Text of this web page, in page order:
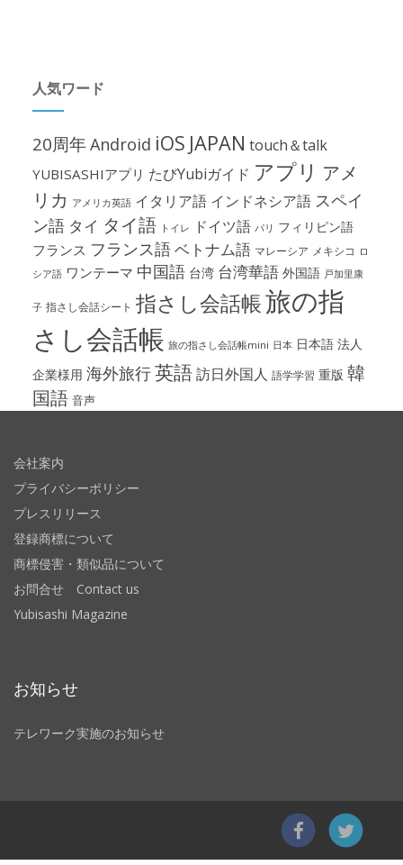
人気ワード
20周年Android iOS JAPAN touch＆talk
YUBISASHIアプリ たびYubiガイド アプリ アメ
リカ アメリカ英語 イタリア語 インドネシア語 スペイ
ン語 タイ タイ語 トイレ ドイツ語 パリ フィリピン語
フランス フランス語ベトナム語 マレーシア メキシコ ロ
シア語 ワンテーマ 中国語 台湾 台湾華語 外国語 戸加里康
子 指さし会話シート 指さし会話帳旅の指
さし会話帳 旅の指さし会話帳mini 日本 日本語 法人
企業様用 海外旅行英語訪日外国人 語学学習 重版 韓
国語 音声
会社案内
プライバシーポリシー
プレスリリース
登録商標について
商標侵害・類似品について
お問合せ Contact us
Yubisashi Magazine
お知らせ
テレワーク実施のお知らせ